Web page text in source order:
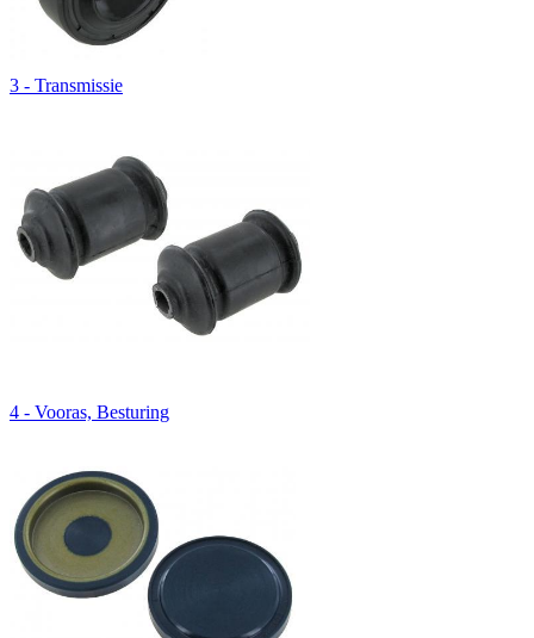
3 - Transmissie
4 - Vooras, Besturing